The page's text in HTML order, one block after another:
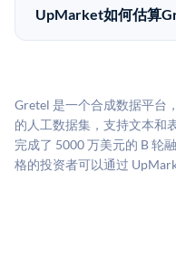
做好多年持有的准备。
50,000美元。具体金
UpMarket如何估算
司可比倍数应用私有
息不对称。此估值不
格存在重大差异。
Gretel 是一个合成数据平台
的人工数据集，支持文本和
完成了 5000 万美元的 B 轮
格的投资者可以通过